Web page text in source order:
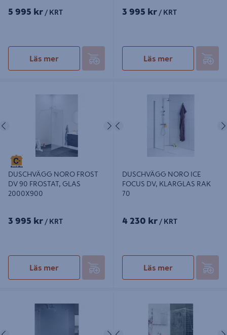
5 995 kr / KRT
Läs mer
3 995 kr / KRT
Läs mer
FROSTAT, GLAS 2000X900
Nästa
DUSCHVÄGG NORO FROST
DV 90 FROSTAT, GLAS
2000X900
3 995 kr / KRT
Läs mer
DV, KLARGLAS RAK 70
DUSCHVÄGG NORO ICE
FOCUS DV, KLARGLAS RAK
70
4 230 kr / KRT
Läs mer
FROSTAT, GLAS 2000X1150
Nästa